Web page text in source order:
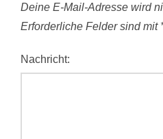
Deine E-Mail-Adresse wird
Erforderliche Felder sind mit
Nachricht: